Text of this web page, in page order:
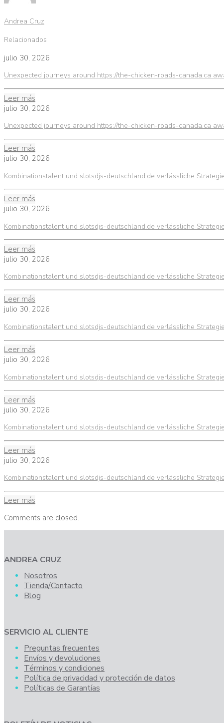
Andrea Cruz
Relacionados
julio 30, 2026
Unexpected journeys around https://the-chicken-roads-canada.ca
Leer más
julio 30, 2026
Unexpected journeys around https://the-chicken-roads-canada.ca
Leer más
julio 30, 2026
Kombinationstalent und slotsdjs-deutschland.de verlässliche
Leer más
julio 30, 2026
Kombinationstalent und slotsdjs-deutschland.de verlässliche
Leer más
julio 30, 2026
Kombinationstalent und slotsdjs-deutschland.de verlässliche
Leer más
julio 30, 2026
Kombinationstalent und slotsdjs-deutschland.de verlässliche
Leer más
julio 30, 2026
Kombinationstalent und slotsdjs-deutschland.de verlässliche
Leer más
julio 30, 2026
Kombinationstalent und slotsdjs-deutschland.de verlässliche
Leer más
julio 30, 2026
Kombinationstalent und slotsdjs-deutschland.de verlässliche
Leer más
Comments are closed.
ANDREA CRUZ
Nosotros
Tienda/Contacto
Blog
SERVICIO AL CLIENTE
Preguntas frecuentes
Envíos y devoluciones
Términos y condiciones
Política de privacidad y protección de datos
Políticas de Garantías